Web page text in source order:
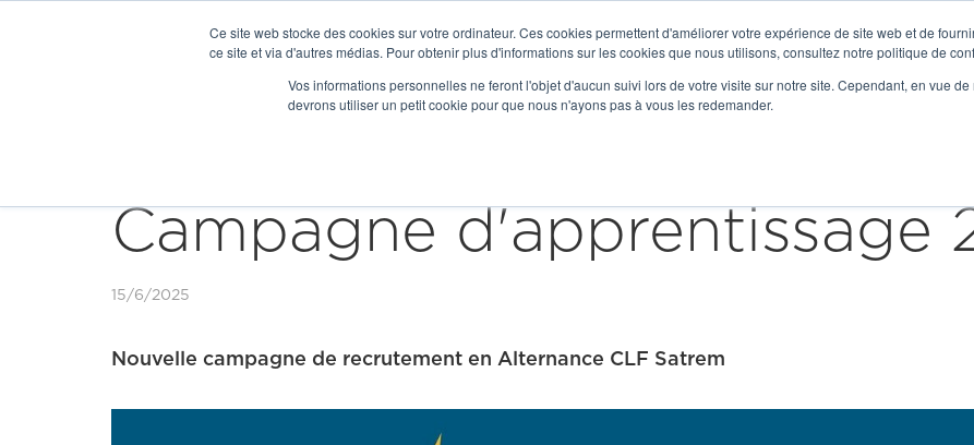
Ce site web stocke des cookies sur votre ordinateur. Ces cookies permettent d'améliorer votre expérience de site web et de
ce site et via d'autres médias. Pour obtenir plus d'informations sur les cookies que nous utilisons, consultez notre politique de
Vos informations personnelles ne feront l'objet d'aucun suivi lors de votre visite sur notre site. Cependant, en vue
devrons utiliser un petit cookie pour que nous n'ayons pas à vous les redemander.
Get to Know Us
Our Expertise
Campagne d'apprentissage
15/6/2025
Nouvelle campagne de recrutement en Alternance CLF Satrem